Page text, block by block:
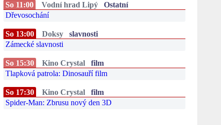
So 11:00 Vodní hrad Lipý
Ostatní
Dřevosochání
So 13:00 Doksy
slavnosti
Zámecké slavnosti
So 15:30 Kino Crystal
film
Tlapková patrola: Dinosauří film
So 17:30 Kino Crystal
film
Spider-Man: Zbrusu nový den 3D